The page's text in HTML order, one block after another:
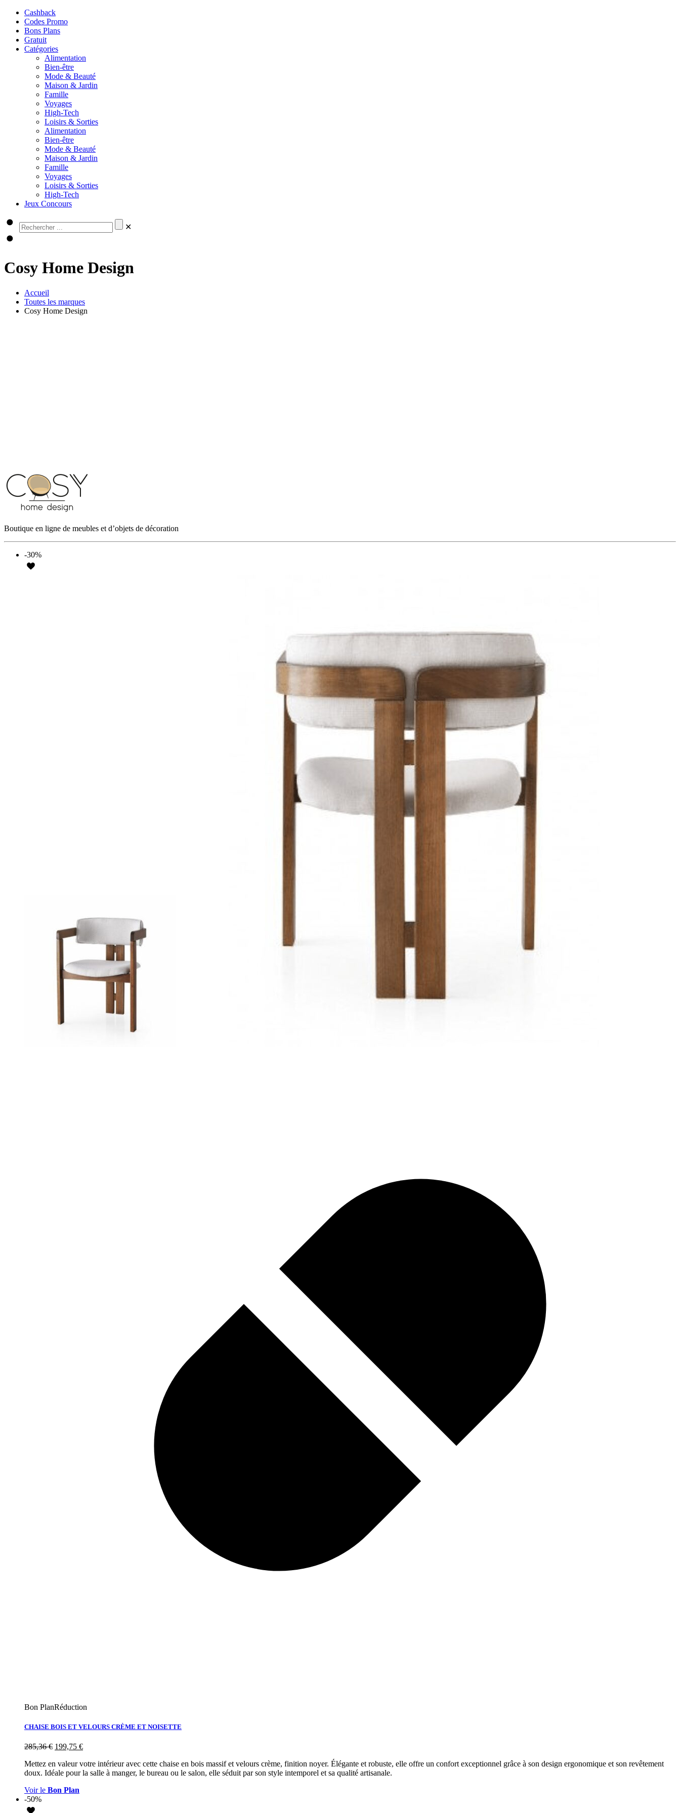
Cashback
Codes Promo
Bons Plans
Gratuit
Catégories
Alimentation
Bien-être
Mode & Beauté
Maison & Jardin
Famille
Voyages
High-Tech
Loisirs & Sorties
Alimentation
Bien-être
Mode & Beauté
Maison & Jardin
Famille
Voyages
Loisirs & Sorties
High-Tech
Jeux Concours
✕
Cosy Home Design
Accueil
Toutes les marques
Cosy Home Design
Boutique en ligne de meubles et d’objets de décoration
-30%
Bon PlanRéduction
CHAISE BOIS ET VELOURS CRÈME ET NOISETTE
285,36€ 199,75 €
Mettez en valeur votre intérieur avec cette chaise en bois massif et velours crème, finition noyer. Élégante et robuste, elle offre un confort exceptionnel grâce à son design ergonomique et son revêtement
doux. Idéale pour la salle à manger, le bureau ou le salon, elle séduit par son style intemporel et sa qualité artisanale.
Voir le Bon Plan
-50%